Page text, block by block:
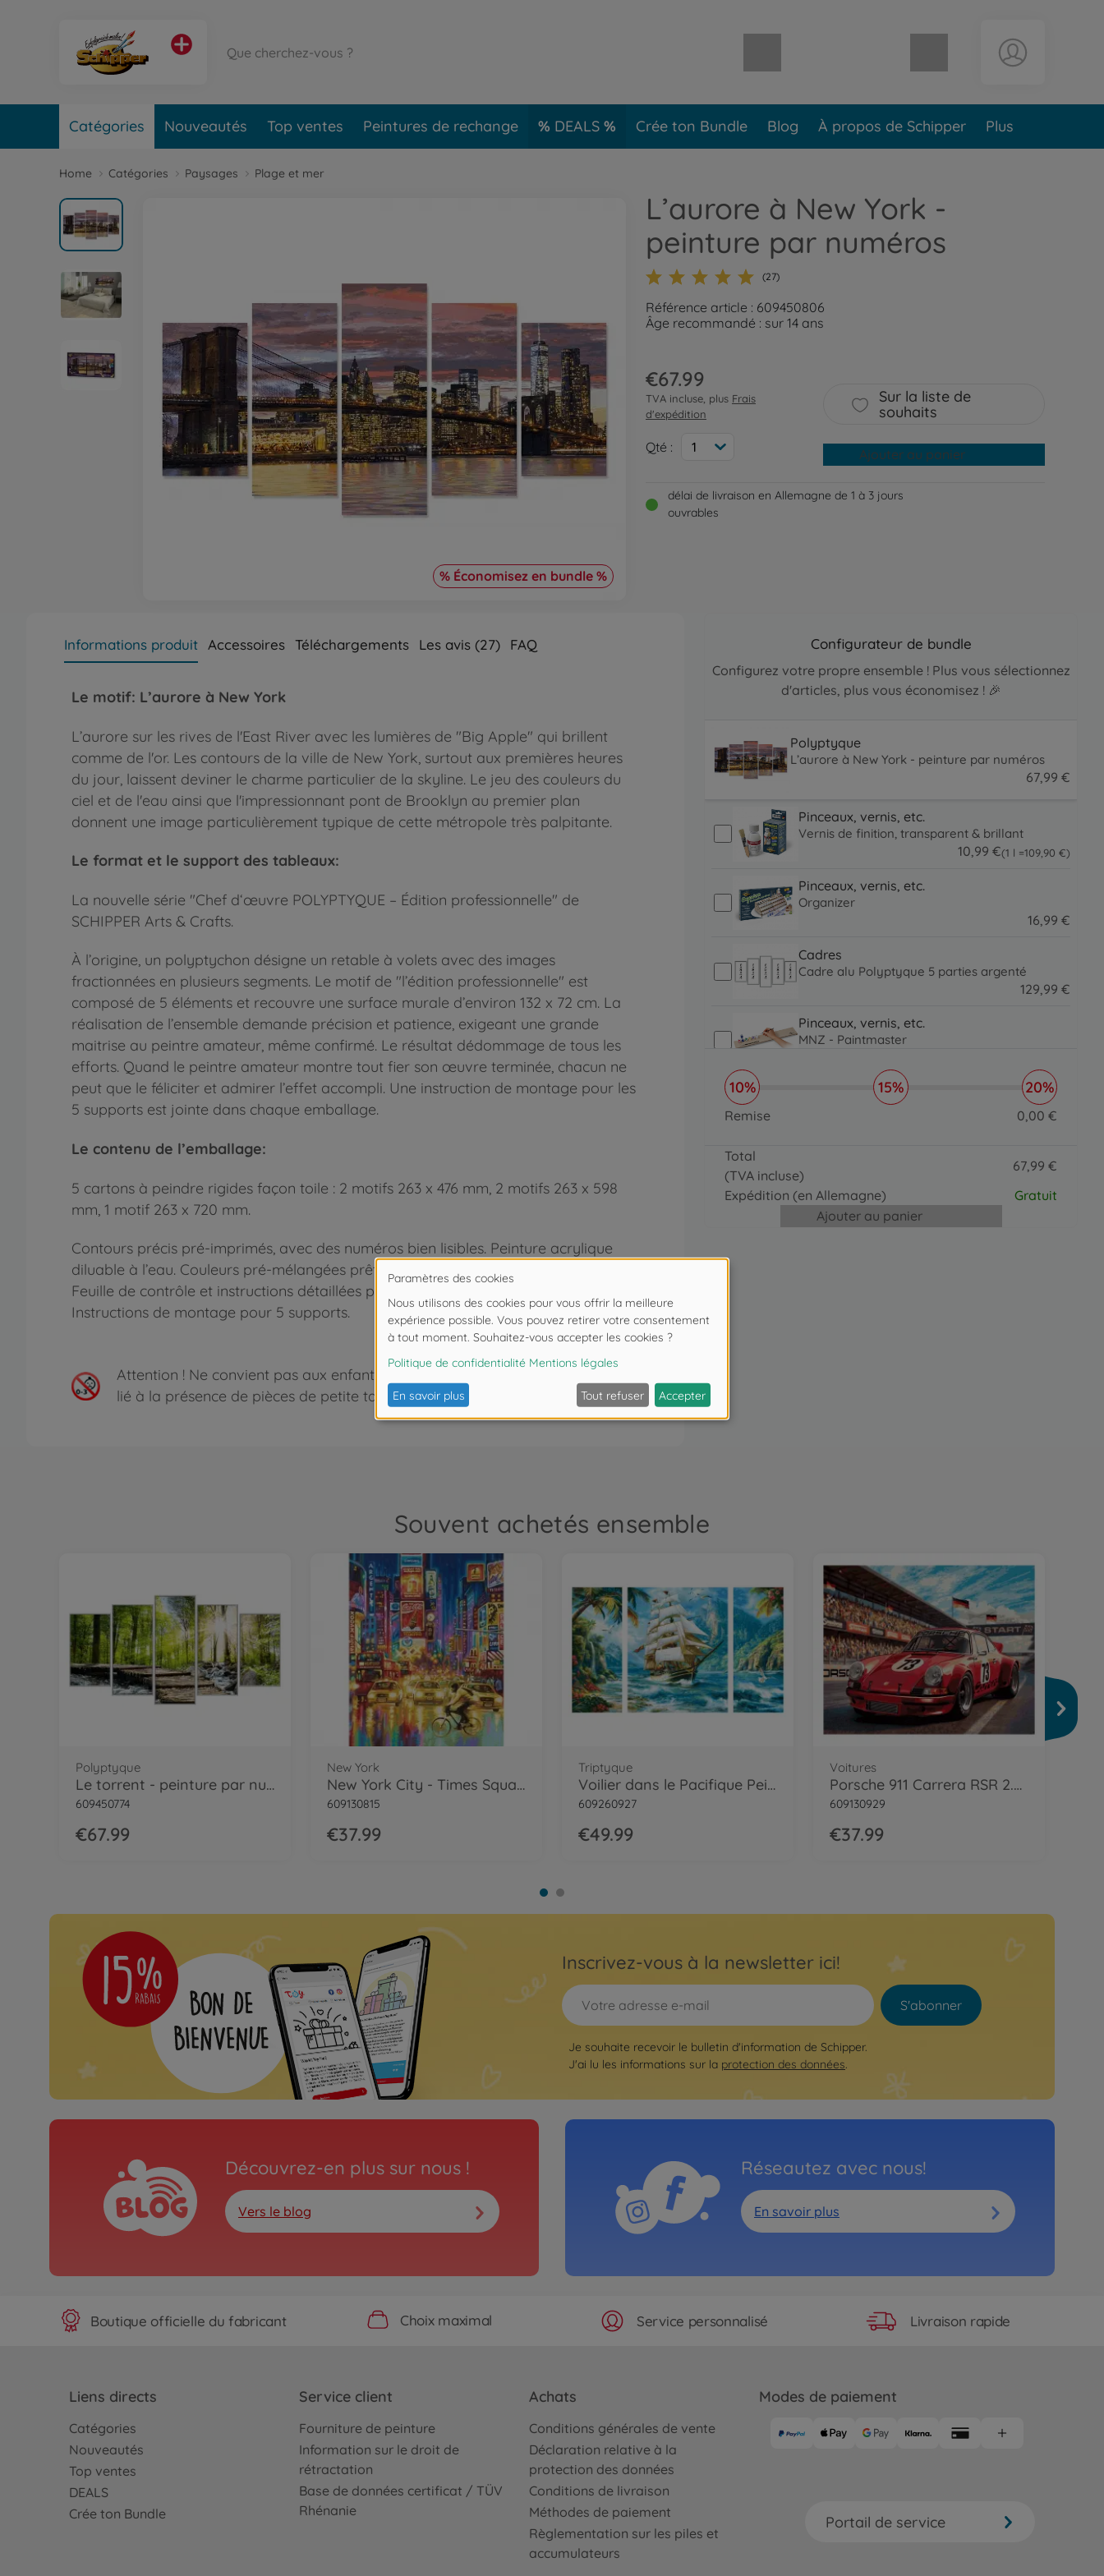
Catégories Nouveautés Top ventes Peintures de rechange DEALS Crée ton Bundle Blog À propos de Schipper Plus
Home Catégories Paysages Plage et mer
% Économisez en bundle %
L’aurore à New York -
peinture par numéros
(27)
Référence article : 609450806
Âge recommandé : sur 14 ans
€67.99
TVA incluse, plus Frais
d'expédition
Qté : 1
Sur la liste de
souhaits
Ajouter au panier
délai de livraison en Allemagne de 1 à 3 jours
ouvrables
Informations produit Accessoires Téléchargements Les avis (27) FAQ
Le motif: L’aurore à New York
L’aurore sur les rives de l'East River avec les lumières de "Big Apple" qui brillent
comme de l'or. Les contours de la ville de New York, surtout aux premières heures
du jour, laissent deviner le charme particulier de la skyline. Le jeu des couleurs du
ciel et de l'eau ainsi que l'impressionnant pont de Brooklyn au premier plan
donnent une image particulièrement typique de cette métropole très palpitante.
Le format et le support des tableaux:
La nouvelle série "Chef d‘œuvre POLYPTYQUE – Édition professionnelle" de
SCHIPPER Arts & Crafts.
À l’origine, un polyptychon désigne un retable à volets avec des images
fractionnées en plusieurs segments. Le motif de "l’édition professionnelle" est
composé de 5 éléments et recouvre une surface murale d’environ 132 x 72 cm. La
réalisation de l’ensemble demande précision et patience, exigeant une grande
maitrise au peintre amateur, même confirmé. Le résultat dédommage de tous les
efforts. Quand le peintre amateur montre tout fier son œuvre terminée, chacun ne
peut que le féliciter et admirer l’effet accompli. Une instruction de montage pour les
5 supports est jointe dans chaque emballage.
Le contenu de l’emballage:
5 cartons à peindre rigides façon toile : 2 motifs 263 x 476 mm, 2 motifs 263 x 598
mm, 1 motif 263 x 720 mm.
Contours précis pré-imprimés, avec des numéros bien lisibles. Peinture acrylique
diluable à l’eau. Couleurs pré-mélangées prêtes à l’emploi. Pinceau à pointe fine.
Feuille de contrôle et instructions détaillées pour un résultat couronné de succès.
Instructions de montage pour 5 supports.
Attention ! Ne convient pas aux enfants de moins de 3 ans. Risque d'asphyxie
lié à la présence de pièces de petite taille.
Configurateur de bundle
Configurez votre propre ensemble ! Plus vous sélectionnez
d'articles, plus vous économisez ! 🎉
Polyptyque
L’aurore à New York - peinture par numéros
67,99 €
Pinceaux, vernis, etc.
Vernis de finition, transparent & brillant
10,99 €(1 l =109,90 €
109.9 EUR )
Pinceaux, vernis, etc.
Organizer
16 99 €
Cadres
Cadre alu Polyptyque 5 parties argenté
129 99 €
Pinceaux, vernis, etc.
MNZ - Paintmaster
19.99 EUR
Pinceaux, vernis, etc.
4 pinceaux spéciaux
19, 99
10% 15% 20%
Remise 0,00 €
Total
(TVA incluse)
67,99 €
Expédition (en Allemagne)
Gratuit
Ajouter au panier
Souvent achetés ensemble
Polyptyque
Le torrent - peinture par numéros
609450774
€67.99
New York
New York City - Times Square la nuit - peinture par numéros
609130815
€37.99
Triptyque
Voilier dans le Pacifique Peinture par numéros
609260927
€49.99
Voitures
Porsche 911 Carrera RSR 2.8 Peinture par numéros
609130929
€37.99
Inscrivez-vous à la newsletter ici!
S'abonner
Je souhaite recevoir le bulletin d'information de Schipper.
J'ai lu les informations sur la protection des données.
Découvrez-en plus sur nous !
Vers le blog
Réseautez avec nous!
En savoir plus
Boutique officielle du fabricant Choix maximal Service personnalisé Livraison rapide
Liens directs
Catégories
Nouveautés
Top ventes
DEALS
Crée ton Bundle
Service client
Fourniture de peinture
Information sur le droit de
rétractation
Base de données certificat / TÜV
Rhénanie
Achats
Conditions générales de vente
Déclaration relative à la
protection des données
Conditions de livraison
Méthodes de paiement
Règlementation sur les piles et
accumulateurs
Modes de paiement
Portail de service